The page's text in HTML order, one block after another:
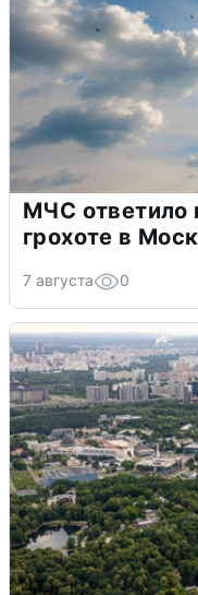
МЧС ответило
грохоте в
7 августа 0